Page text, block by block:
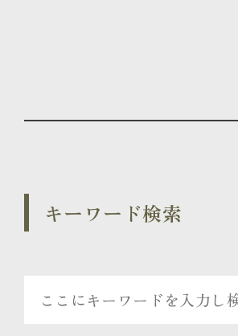
キーワード検索